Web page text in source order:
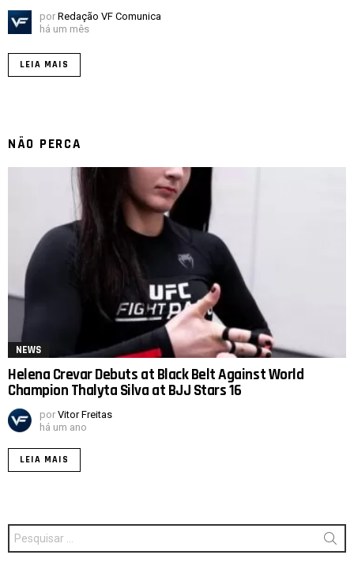
por Redação VF Comunica
há um mês
LEIA MAIS
NÃO PERCA
NEWS
Helena Crevar Debuts at Black Belt Against World
Champion Thalyta Silva at BJJ Stars 16
por Vitor Freitas
há um ano
LEIA MAIS
Procurar
por: